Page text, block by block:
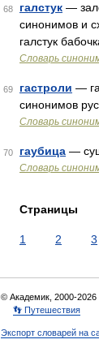
68 галстук —
синонимов и
галстук
Словарь
69 гастроли —
синонимов
Словарь
70 гаубица —
Словарь
Страницы
1 2 3
© Академик, 2000-2026
👣 Путешествия
Экспорт словарей на